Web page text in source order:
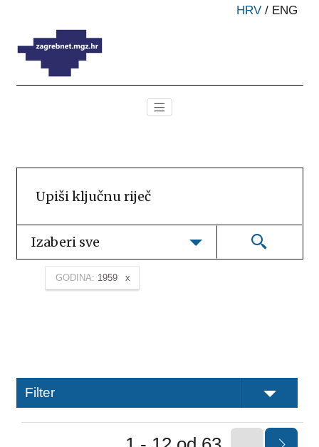
HRV / ENG
Izaberi sve
GODINA: 1959
Filter